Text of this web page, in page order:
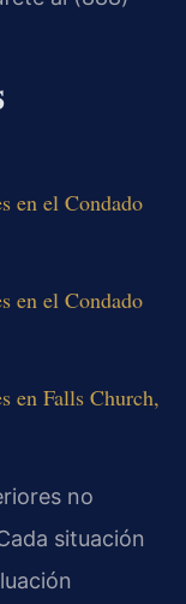
en el Condado
en el Condado
en Falls Church,
no
situación